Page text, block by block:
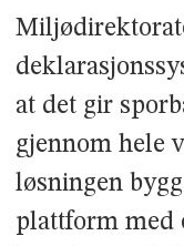
at det gir
gjennom hele
løsningen
plattform med